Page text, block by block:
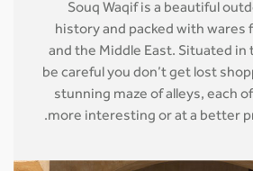
Souq Waqif is a beautiful
history and packed with
and the Middle East. Situated
be careful you don’t get lost
stunning maze of alleys,
more interesting or at a better